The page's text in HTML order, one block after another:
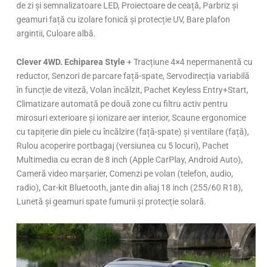
de zi și semnalizatoare LED, Proiectoare de ceață, Parbriz și
geamuri față cu izolare fonică și protecție UV, Bare plafon
argintii, Culoare albă.
Clever 4WD. Echiparea Style+ Tracțiune 4×4 nepermanentă cu
reductor, Senzori de parcare față-spate, Servodirecția variabilă
în funcție de viteză, Volan încălzit, Pachet Keyless Entry+Start,
Climatizare automată pe două zone cu filtru activ pentru
mirosuri exterioare și ionizare aer interior, Scaune ergonomice
cu tapițerie din piele cu încălzire (față-spate) și ventilare (față),
Rulou acoperire portbagaj (versiunea cu 5 locuri), Pachet
Multimedia cu ecran de 8 inch (Apple CarPlay, Android Auto),
Cameră video marșarier, Comenzi pe volan (telefon, audio,
radio), Car-kit Bluetooth, jante din aliaj 18 inch (255/60 R18),
Lunetă și geamuri spate fumurii și protecție solară.